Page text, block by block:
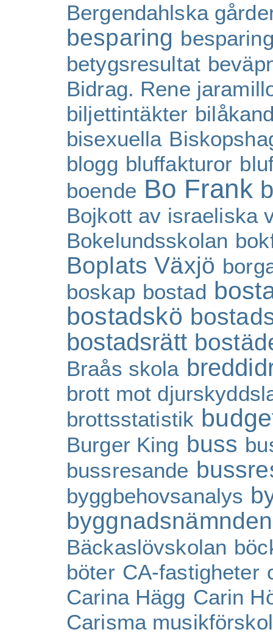
Bergendahlska
besparing
betygsresultat
Bidrag. Rene
biljettintäkter
bisexuella
blogg bluffakturor
boende Bo Frank
Bojkott av israeliska
Bokelundsskolan
Boplats Växjö
boskap bostad
bostadskö
bostadsrätt
Braås skola
brott mot
brottsstatistik
Burger King buss
bussresande
byggbehovsanalys
byggnadsnämnden
Bäckaslövskolan
böter CA-fastigheter
Carina Hägg Carin
Carisma